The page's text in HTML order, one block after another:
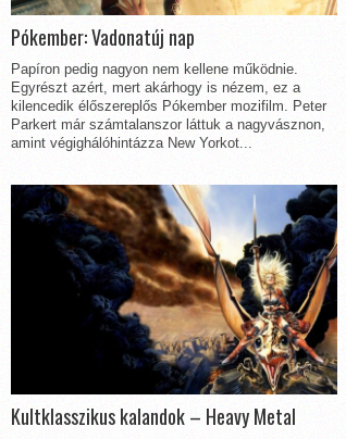
Pókember: Vadonatúj nap
Papíron pedig nagyon nem kellene működnie.
Egyrészt azért, mert akárhogy is nézem, ez a
kilencedik élőszereplős Pókember mozifilm. Peter
Parkert már számtalanszor láttuk a nagyvásznon,
amint végighálóhintázza New Yorkot...
Kultklasszikus kalandok – Heavy Metal